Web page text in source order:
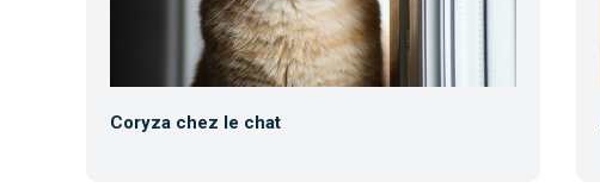
Coryza chez le chat